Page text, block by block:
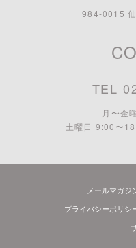
984-0015
TEL
月〜金
土曜日 9:00〜
メールマガジ
プライバシーポリシ